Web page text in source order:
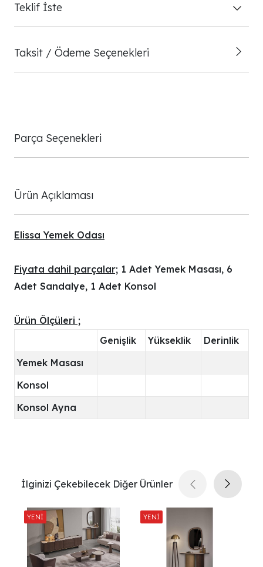
Teklif İste
Taksit / Ödeme Seçenekleri
Parça Seçenekleri
Ürün Açıklaması
Elissa Yemek Odası
Fiyata dahil parçalar; 1 Adet Yemek Masası, 6
Adet Sandalye, 1 Adet Konsol
Ürün Ölçüleri ;
Genişlik
Yükseklik
Derinlik
Yemek Masası
Konsol
Konsol Ayna
İlginizi Çekebilecek Diğer Ürünler